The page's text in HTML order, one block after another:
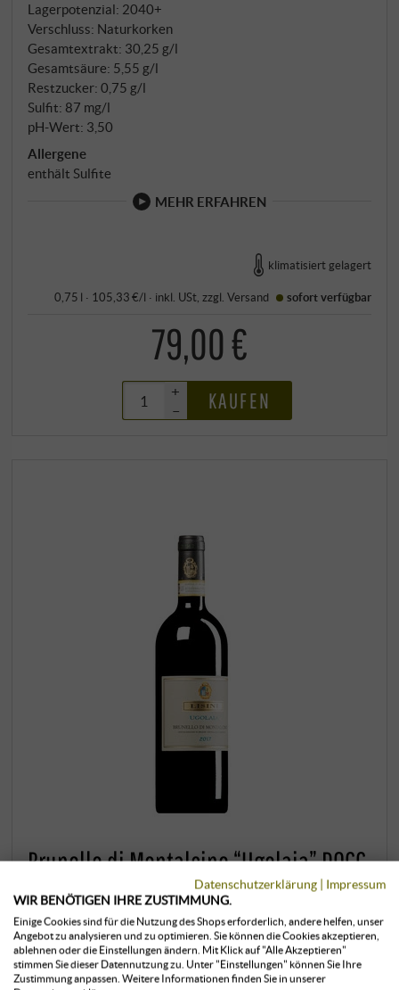
Lagerpotenzial: 2040+
Verschluss: Naturkorken
Gesamtextrakt: 30,25 g/l
Gesamtsäure: 5,55 g/l
Restzucker: 0,75 g/l
Sulfit: 87 mg/l
pH-Wert: 3,50
Allergene
enthält Sulfite
MEHR ERFAHREN
klimatisiert gelagert
0,75 l · 105,33 €/l · inkl. USt , zzgl.Versand sofort verfügbar
79,00 €
+
–
KAUFEN
Brunello di Montalcino “Ugolaia” DOCG
2017
Lisini | Toskana
Ugolaia ist eine 1,7 Hektar große, nach Südwesten
ausgerichtete Parzelle mit Blick auf das Meer, wo die
Datenschutzerklärung | Impressum
WIR BENÖTIGEN IHRE ZUSTIMMUNG.
Einige Cookies sind für die Nutzung des Shops erforderlich, andere helfen, unser
Angebot zu analysieren und zu optimieren. Sie können die Cookies akzeptieren,
ablehnen oder die Einstellungen ändern. Mit Klick auf "Alle Akzeptieren"
stimmen Sie dieser Datennutzung zu. Unter "Einstellungen" können Sie Ihre
Zustimmung anpassen. Weitere Informationen finden Sie in unserer